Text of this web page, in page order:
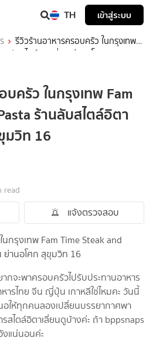
TH เข้าสู่ระบบ
รีวิวร้านอาหารครอบครัว ในกรุงเทพ
านลับสไตล์อิตาเลี่ยน ย่านอโศก สุขุมวิท
ครัว ในกรุงเทพ Fam
ร้านลับสไตล์อิตา
มวิท 16
read
แจ้งตรวจสอบ
ากจะพาครอบครัวไปรับประทานอาหาร
รไทย จีน ญี่ปุ่น เกาหลีใช่ไหมคะ วันนี้
อให้ทุกคนลองเปลี่ยนบรรยากาศพา
สไตล์อิตาเลี่ยนดูบ้างค่ะ ถ้า bppsnaps
งแน่นอนค่ะ